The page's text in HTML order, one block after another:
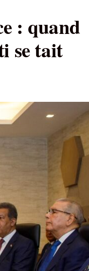
: quand
se tait